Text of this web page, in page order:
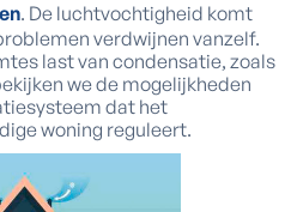
. De luchtvochtigheid komt
verdwijnen vanzelf.
last van condensatie, zoals
we de mogelijkheden
dat het
woning reguleert.